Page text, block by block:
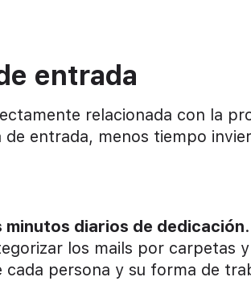
entrada
relacionada con la
entrada, menos tiempo
minutos diarios de dedicación
los mails por carpetas
persona y su forma de